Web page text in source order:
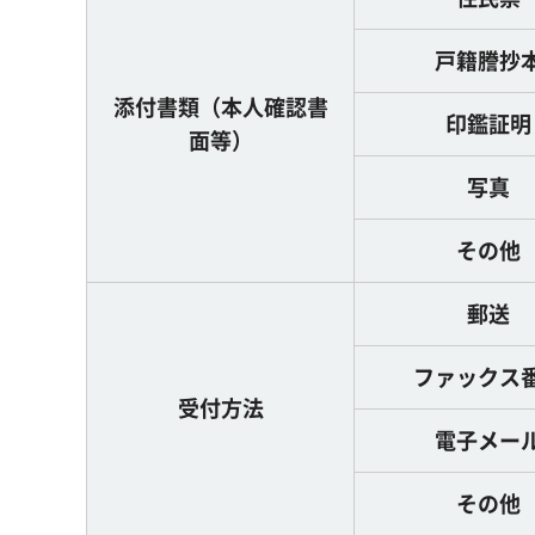
添付書類（本人確認書
面等）
戸籍謄抄
印鑑証明
写真
その他
受付方法
郵送
ファックス
電子メー
その他